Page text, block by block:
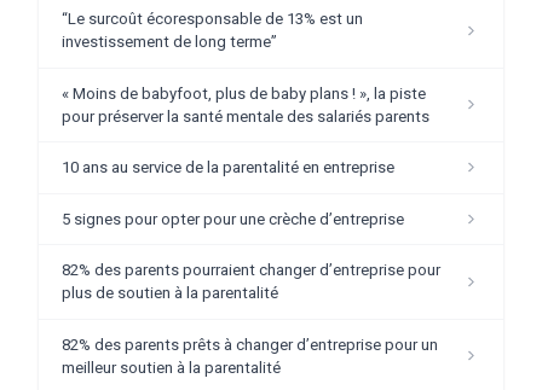
“Le surcoût écoresponsable de 13% est un
investissement de long terme”
« Moins de babyfoot, plus de baby plans ! », la piste
pour préserver la santé mentale des salariés parents
10 ans au service de la parentalité en entreprise
5 signes pour opter pour une crèche d’entreprise
82% des parents pourraient changer d’entreprise pour
plus de soutien à la parentalité
82% des parents prêts à changer d’entreprise pour un
meilleur soutien à la parentalité